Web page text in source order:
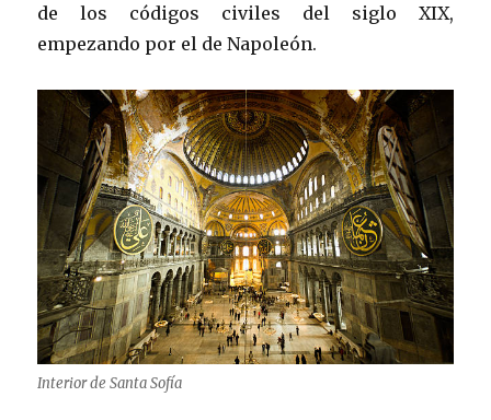
de los códigos civiles del siglo XIX,
empezando por el de Napoleón.
Interior de Santa Sofía